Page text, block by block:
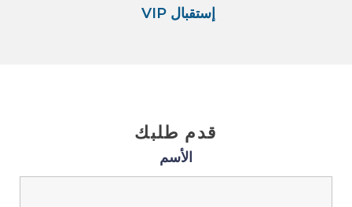
VIP إستقبال
قدم طلبك
الأسم